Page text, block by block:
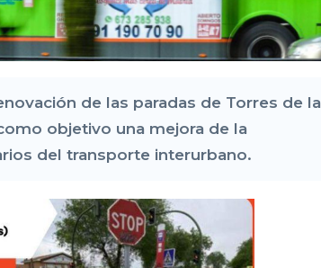
de las paradas de Torres de la
objetivo una mejora de la
del transporte interurbano.